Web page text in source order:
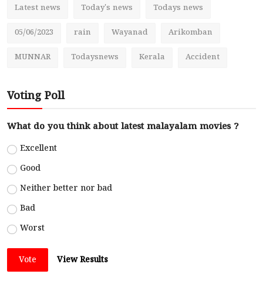
Latest news Today's news Todays news
05/06/2023 rain Wayanad Arikomban
MUNNAR Todaysnews Kerala Accident
Voting Poll
What do you think about latest malayalam movies ?
Excellent
Good
Neither better nor bad
Bad
Worst
Vote View Results